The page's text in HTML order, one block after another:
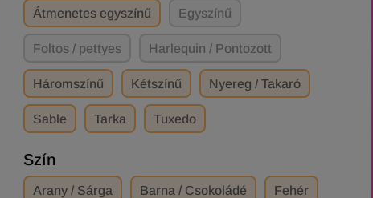
Átmenetes egyszínű Egyszínű
Foltos / pettyes Harlequin / Pontozott
Háromszínű Kétszínű Nyereg / Takaró
Sable Tarka Tuxedo
Szín
Arany / Sárga Barna / Csokoládé Fehér